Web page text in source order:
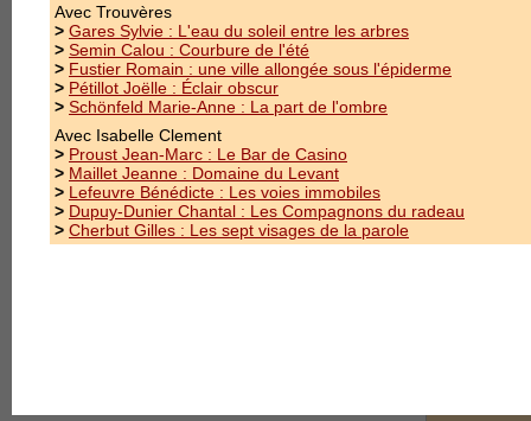
3.Mentions Légales
Avec Trouvères
> Gares Sylvie : L'eau du soleil entre les arbres
> Semin Calou : Courbure de l'été
> Fustier Romain : une ville allongée sous l'épiderme
> Pétillot Joëlle : Éclair obscur
> Schönfeld Marie-Anne : La part de l'ombre
Avec Isabelle Clement
> Proust Jean-Marc : Le Bar de Casino
> Maillet Jeanne : Domaine du Levant
> Lefeuvre Bénédicte : Les voies immobiles
> Dupuy-Dunier Chantal : Les Compagnons du radeau
> Cherbut Gilles : Les sept visages de la parole